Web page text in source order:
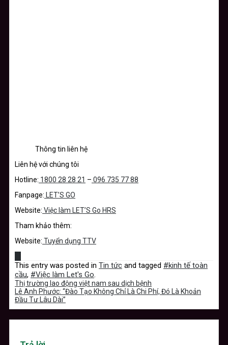
Thông tin liên hệ
Liên hệ với chúng tôi
Hotline: 1800 28 28 21 – 096 735 77 88
Fanpage: LET’S GO
Website: Việc làm LET’S Go HRS
Tham khảo thêm:
Website: Tuyển dụng TTV
This entry was posted in Tin tức and tagged #kinh tế toàn
cầu, #Việc làm Let's Go.
Thị trường lao động việt nam sau dịch bệnh
Lê Anh Phước: “Đào Tạo Không Chỉ Là Chi Phí, Đó Là Khoản
Đầu Tư Lâu Dài”